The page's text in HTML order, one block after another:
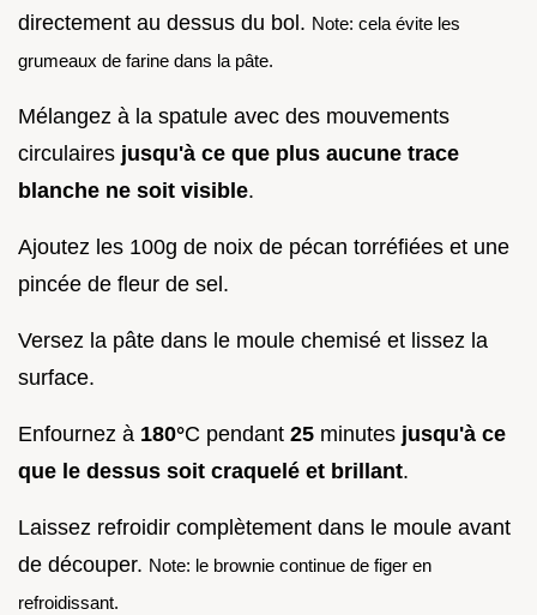
directement au dessus du bol. Note: cela évite les
grumeaux de farine dans la pâte.
Mélangez à la spatule avec des mouvements
circulaires jusqu'à ce que plus aucune trace
blanche ne soit visible.
Ajoutez les 100g de noix de pécan torréfiées et une
pincée de fleur de sel.
Versez la pâte dans le moule chemisé et lissez la
surface.
Enfournez à 180°C pendant 25 minutes jusqu'à ce
que le dessus soit craquelé et brillant.
Laissez refroidir complètement dans le moule avant
de découper. Note: le brownie continue de figer en
refroidissant.